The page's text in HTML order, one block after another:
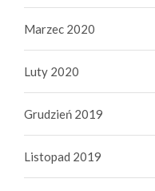
Marzec 2020
Luty 2020
Grudzień 2019
Listopad 2019